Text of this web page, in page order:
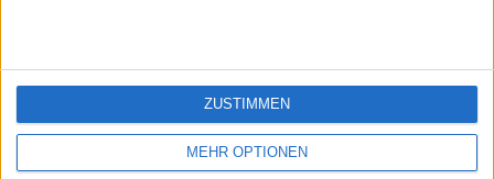
MEHR OPTIONEN
ZUSTIMMEN